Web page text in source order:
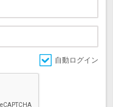
自動ログイン